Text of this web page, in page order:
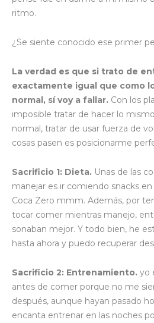
ritmo.
¿Se siente conocido ese primer
La verdad es que si trato de
exactamente igual que como
normal, sí voy a fallar. Con los
imposible tratar de hacer lo
normal, tratar de usar fuerza de
cosas pasen es posicionarme
Sacrificio 1: Dieta. Unas de las
manejar es ir comiendo snacks
Coca Zero mmm. Además, por
tocar comer mientras manejo,
sonaban mejor. Y todo bien, he
hasta ahora y puedo recuperar
Sacrificio 2: Entrenamiento. yo
antes de comer porque no me
después, aunque hayan pasado
encanta entrenar en las noches